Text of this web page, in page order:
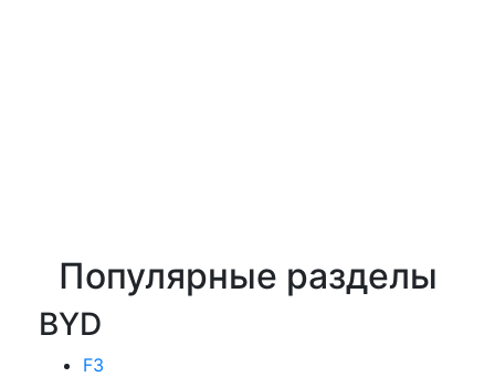
Популярные разделы
BYD
F3